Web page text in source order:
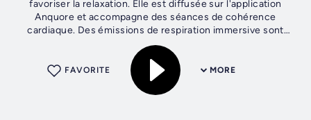
favoriser la relaxation. Elle est diffusée sur l'application
Anquore et accompagne des séances de cohérence
cardiaque. Des émissions de respiration immersive sont
proposées pour contribuer à votre...
MORE
FAVORITE